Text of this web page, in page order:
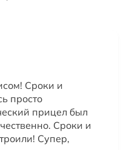
Сроки и
просто
прицел был
Сроки и
Супер,